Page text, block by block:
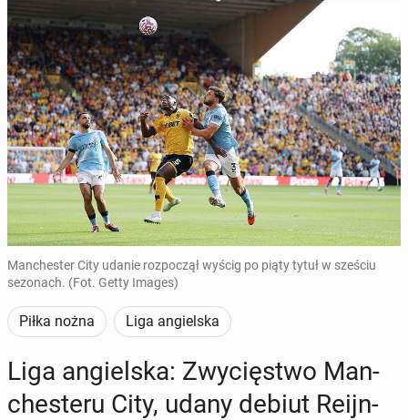
Manchester City udanie rozpoczął wyścig po piąty tytuł w sześciu
sezonach. (Fot. Getty Images)
Piłka nożna Liga angielska
Liga an­giel­ska: Zwy­cię­stwo Man­
che­ste­ru City, udany debiut Re­ijn­